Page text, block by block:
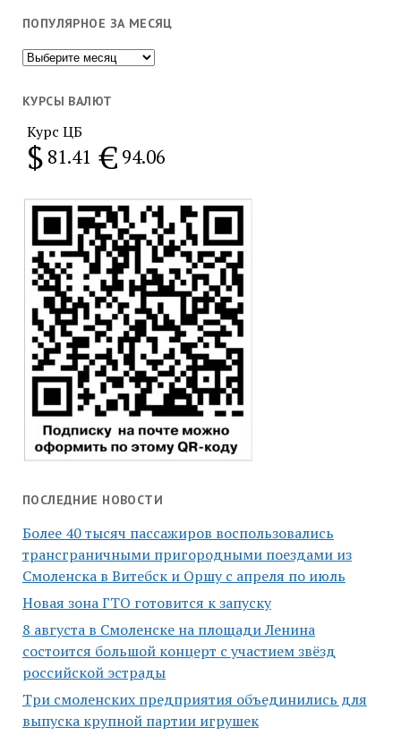
ПОПУЛЯРНОЕ ЗА МЕСЯЦ
Популярное
месяц
КУРСЫ ВАЛЮТ
Курс ЦБ
$ 81.41 € 94.06
ПОСЛЕДНИЕ НОВОСТИ
Более 40 тысяч пассажиров воспользовались
трансграничными пригородными поездами из
Смоленска в Витебск и Оршу с апреля по июль
Новая зона ГТО готовится к запуску
8 августа в Смоленске на площади Ленина
состоится большой концерт с участием звёзд
российской эстрады
Три смоленских предприятия объединились для
выпуска крупной партии игрушек